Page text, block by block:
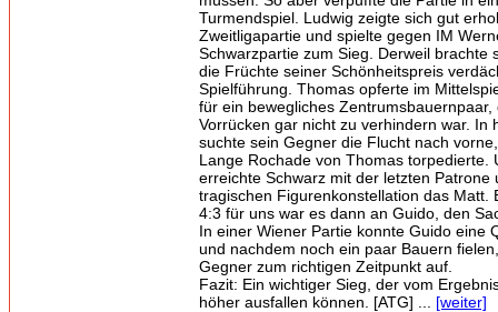
Turmendspiel. Ludwig zeigte sich gut
Zweitligapartie und spielte gegen IM
Schwarzpartie zum Sieg. Derweil brachte
die Früchte seiner Schönheitspreis
Spielführung. Thomas opferte im
für ein bewegliches Zentrumsbauernpaar,
Vorrücken gar nicht zu verhindern war. In
suchte sein Gegner die Flucht nach
Lange Rochade von Thomas torpedierte.
erreichte Schwarz mit der letzten Patrone
tragischen Figurenkonstellation das Matt.
4:3 für uns war es dann an Guido, den
In einer Wiener Partie konnte Guido eine
und nachdem noch ein paar Bauern
Gegner zum richtigen Zeitpunkt auf.
Fazit: Ein wichtiger Sieg, der vom
höher ausfallen können. [ATG] ... [weiter]